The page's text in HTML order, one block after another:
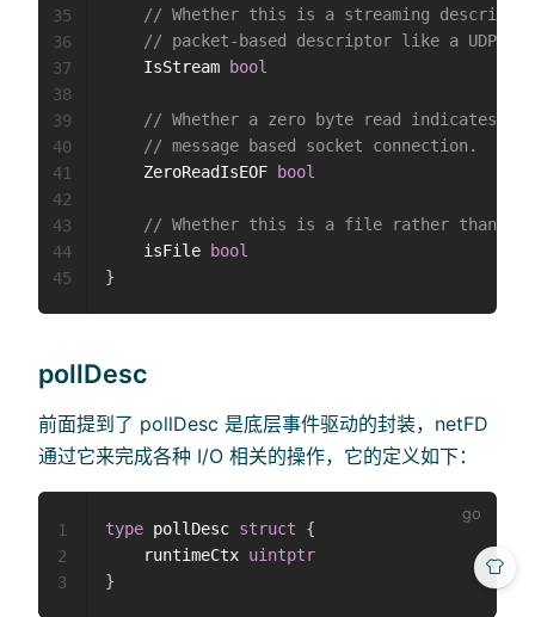
// Whether this is a streaming
// packet-based descriptor like a UDP
	IsStream
bool
// Whether a zero byte read indicates
// message based socket connection.
	ZeroReadIsEOF
bool
// Whether this is a file rather than a
	isFile
bool
}
35
36
37
38
39
40
41
42
43
44
45
pollDesc
前面提到了 pollDesc 是底层事件驱动的封装，netFD
通过它来完成各种 I/O 相关的操作，它的定义如下：
type pollDesc struct
{
	runtimeCtx
uintptr
}
1
2
3